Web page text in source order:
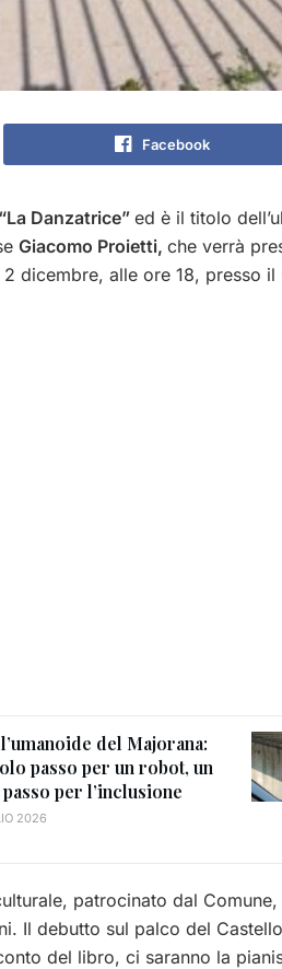
Facebook
“La Danzatrice” ed è il titolo
Giacomo Proietti, che verrà
dicembre, alle ore 18, presso
del Majorana:
passo per un robot, un
per l’inclusione
2026
patrocinato dal
Il debutto sul palco del
del libro, ci saranno la